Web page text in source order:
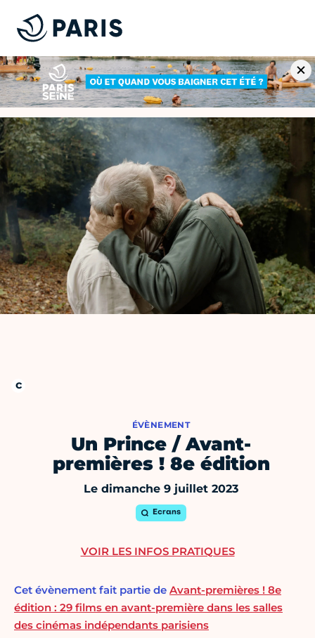
ÉVÈNEMENT
Un Prince / Avant-
premières ! 8e édition
Le dimanche 9 juillet 2023
Ecrans
Cet évènement fait partie de Avant-premières ! 8e
édition : 29 films en avant-première dans les salles
des cinémas indépendants parisiens
VOIR LES INFOS PRATIQUES